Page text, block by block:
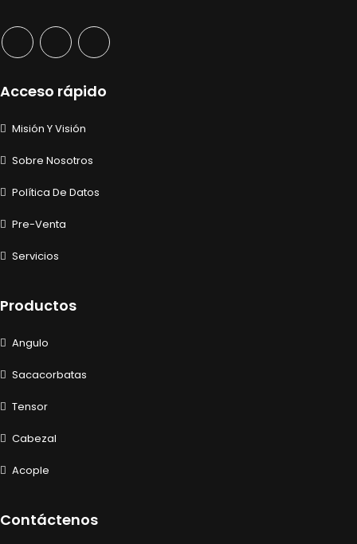
Acceso rápido
Misión Y Visión
Sobre Nosotros
Política De Datos
Pre-Venta
Servicios
Productos
Angulo
Sacacorbatas
Tensor
Cabezal
Acople
Contáctenos